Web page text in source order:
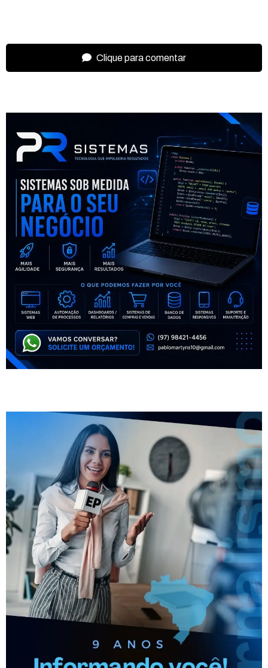
Clique para comentar